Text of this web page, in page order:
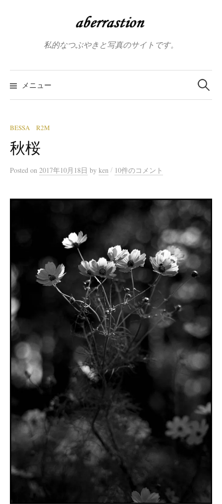
へ
ス
キ
プ
私的なつぶやきと写真のサイトです。
メニュー
検
索:
BESSA R2M
秋桜
Posted on 2017年10月18日 by ken / 10件のコメント